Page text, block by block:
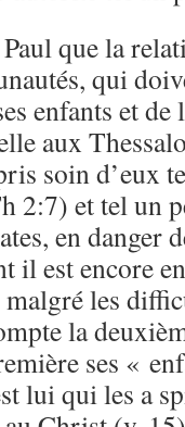
que la
qui
enfants et
aux
soin d’eux
2:7) et tel un
en danger
il est encore
les
la
ses «
lui qui les a